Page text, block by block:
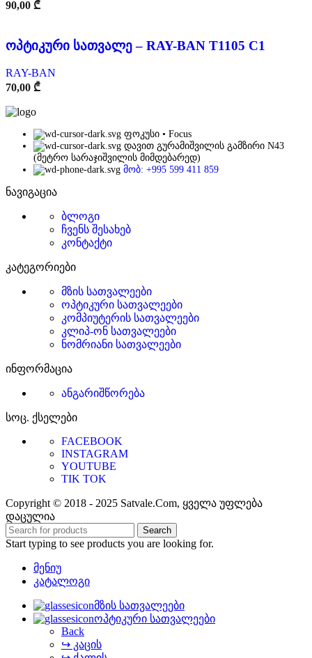
90,00 ₾
ოპტიკური სათვალე – RAY-BAN T1105 C1
RAY-BAN
70,00 ₾
ფოკუსი • Focus
დავით გურამიშვილის გამზირი N43
(მეტრო სარაჯიშვილის მიმდებარედ)
მობ: +995 599 411 859
ნავიგაცია
ბლოგი
ჩვენს შესახებ
კონტაქტი
კატეგორიები
მზის სათვალეები
ოპტიკური სათვალეები
კომპიუტერის სათვალეები
კლიპ-ონ სათვალეები
ნომრიანი სათვალეები
ინფორმაცია
ანგარიშწორება
სოც. ქსელები
FACEBOOK
INSTAGRAM
YOUTUBE
TIK TOK
Copyright © 2018 - 2025 Satvale.Com, ყველა უფლება
დაცულია
Search
Start typing to see products you are looking for.
მენიუ
კატალოგი
მზის სათვალეები
ოპტიკური სათვალეები
Back
↪ კაცის